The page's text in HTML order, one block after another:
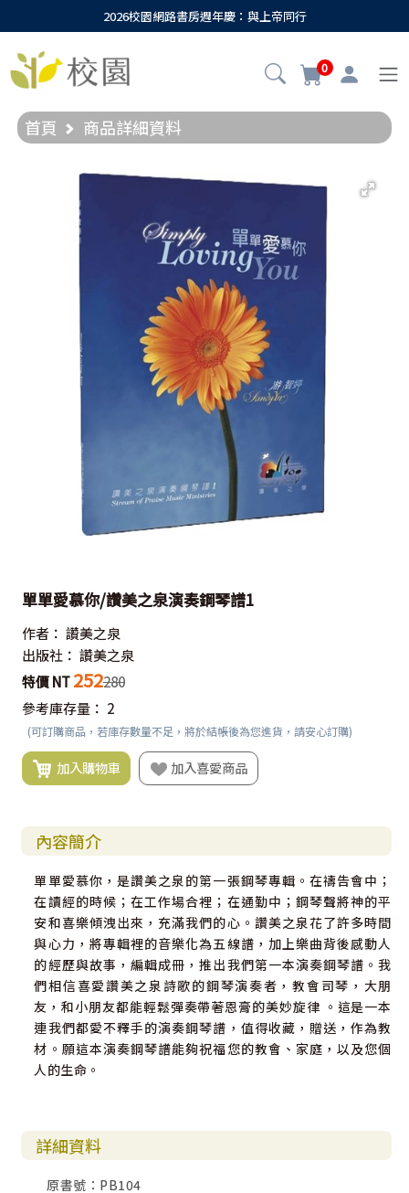
2026校園網路書房週年慶：與上帝同行
0
首頁 商品詳細資料
單單愛慕你/讚美之泉演奏鋼琴譜1
作者： 讚美之泉
出版社： 讚美之泉
特價 NT 252280
參考庫存量： 2
(可訂購商品，若庫存數量不足，將於結帳後為您進貨，請安心訂購)
加入購物車 加入喜愛商品
內容簡介
單單愛慕你，是讚美之泉的第一張鋼琴專輯。在禱告會中；
在讀經的時候；在工作場合裡；在通勤中；鋼琴聲將神的平
安和喜樂傾洩出來，充滿我們的心。讚美之泉花了許多時間
與心力，將專輯裡的音樂化為五線譜，加上樂曲背後感動人
的經歷與故事，編輯成冊，推出我們第一本演奏鋼琴譜。我
們相信喜愛讚美之泉詩歌的鋼琴演奏者，教會司琴，大朋
友，和小朋友都能輕鬆彈奏帶著恩膏的美妙旋律 。這是一本
連我們都愛不釋手的演奏鋼琴譜，值得收藏，贈送，作為教
材。願這本演奏鋼琴譜能夠祝福您的教會、家庭，以及您個
人的生命。
詳細資料
原書號：PB104